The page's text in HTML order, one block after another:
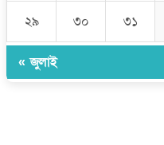
২৯ ৩০ ৩১
« জুলাই